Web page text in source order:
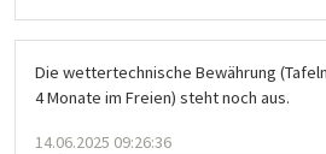
Die wettertechnische Bewährung
4 Monate im Freien) steht noch aus.
14.06.2025 09:26:36